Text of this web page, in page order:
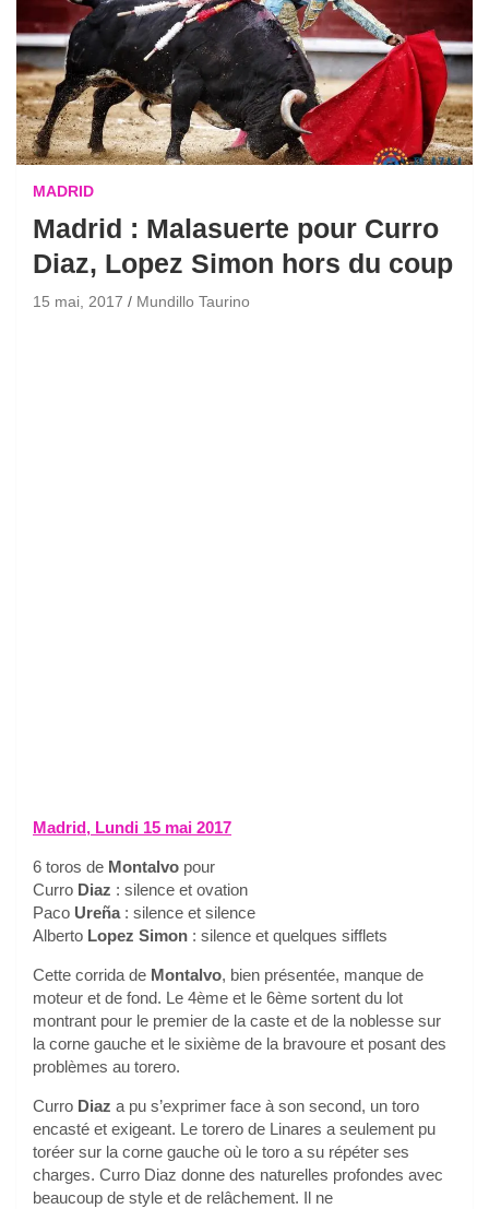
MADRID
Madrid : Malasuerte pour Curro
Diaz, Lopez Simon hors du coup
15 mai, 2017 Mundillo Taurino
Madrid, Lundi 15 mai 2017
6 toros de Montalvo pour
Curro Diaz : silence et ovation
Paco Ureña : silence et silence
Alberto Lopez Simon : silence et quelques sifflets
Cette corrida de Montalvo, bien présentée, manque de
moteur et de fond. Le 4ème et le 6ème sortent du lot
montrant pour le premier de la caste et de la noblesse sur
la corne gauche et le sixième de la bravoure et posant des
problèmes au torero.
Curro Diaz a pu s’exprimer face à son second, un toro
encasté et exigeant. Le torero de Linares a seulement pu
toréer sur la corne gauche où le toro a su répéter ses
charges. Curro Diaz donne des naturelles profondes avec
beaucoup de style et de relâchement. Il ne